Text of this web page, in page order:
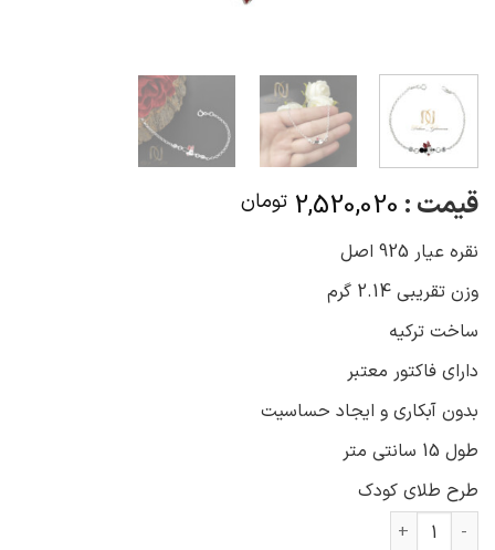
قیمت : 2,520,020 تومان
نقره عیار 925 اصل
وزن تقریبی 2.14 گرم
ساخت ترکیه
دارای فاکتور معتبر
بدون آبکاری و ایجاد حساسیت
طول 15 سانتی متر
طرح طلای کودک
دستبند بچگانه نقره طرح میکی موس ds-n944 عدد